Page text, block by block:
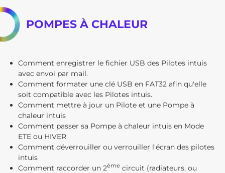
POMPES À CHALEUR
Comment enregistrer le fichier USB des Pilotes intuis
avec envoi par mail.
Comment formater une clé USB en FAT32 afin qu'elle
soit compatible avec les Pilotes intuis.
Comment mettre à jour un Pilote et une Pompe à
chaleur intuis
Comment passer sa Pompe à chaleur intuis en Mode
ETE ou HIVER
Comment déverrouiller ou verrouiller l'écran des pilotes
intuis
Comment raccorder un 2ème circuit (radiateurs, ou